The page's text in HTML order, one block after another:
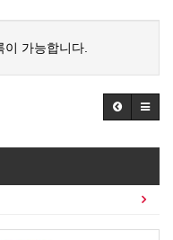
가능합니다.